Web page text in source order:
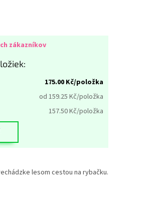
zákazníkov
175.00 Kč/položka
od 159.25 Kč/položka
157.50Kč/položka
lesom cestou na rybačku.